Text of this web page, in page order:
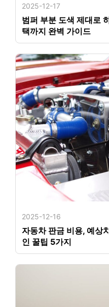
2025-12-17
범퍼 부분 도색 제대로
택까지 완벽 가이드
2025-12-16
자동차 판금 비용, 예상
인 꿀팁 5가지